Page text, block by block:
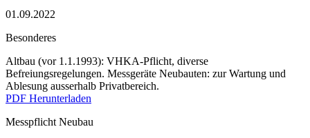
01.09.2022
Besonderes
Altbau (vor 1.1.1993): VHKA-Pflicht, diverse
Befreiungsregelungen. Messgeräte Neubauten: zur Wartung und
Ablesung ausserhalb Privatbereich.
PDF Herunterladen
Messpflicht Neubau